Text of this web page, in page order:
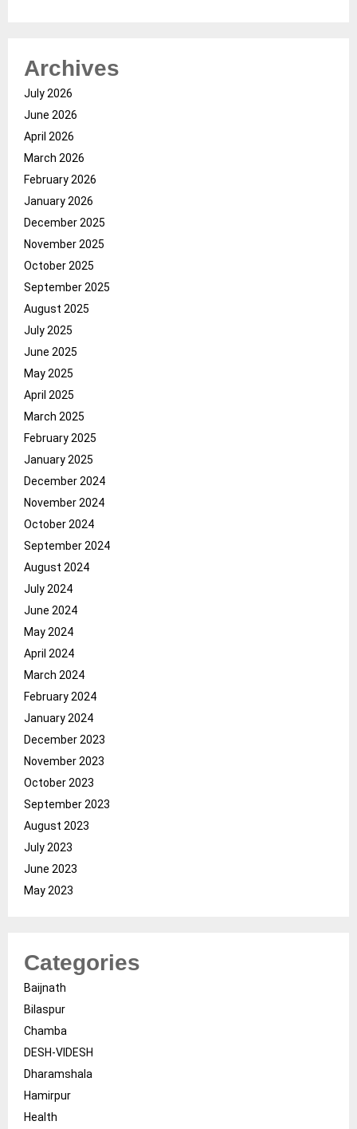
Archives
July 2026
June 2026
April 2026
March 2026
February 2026
January 2026
December 2025
November 2025
October 2025
September 2025
August 2025
July 2025
June 2025
May 2025
April 2025
March 2025
February 2025
January 2025
December 2024
November 2024
October 2024
September 2024
August 2024
July 2024
June 2024
May 2024
April 2024
March 2024
February 2024
January 2024
December 2023
November 2023
October 2023
September 2023
August 2023
July 2023
June 2023
May 2023
Categories
Baijnath
Bilaspur
Chamba
DESH-VIDESH
Dharamshala
Hamirpur
Health